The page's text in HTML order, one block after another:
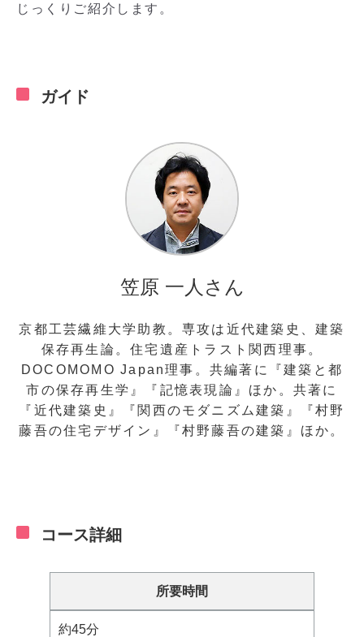
じっくりご紹介します。
ガイド
笠原 一人さん
京都工芸繊維大学助教。専攻は近代建築史、建築
保存再生論。住宅遺産トラスト関西理事。
DOCOMOMO Japan理事。共編著に『建築と都
市の保存再生学』『記憶表現論』ほか。共著に
『近代建築史』『関西のモダニズム建築』『村野
藤吾の住宅デザイン』『村野藤吾の建築』ほか。
コース詳細
所要時間
約45分